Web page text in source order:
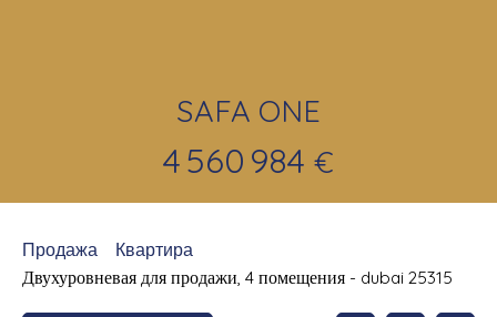
SAFA ONE
4 560 984 €
Продажа
Квартира
Двухуровневая для продажи, 4 помещения - dubai 25315